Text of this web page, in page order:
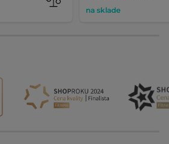
na sklade